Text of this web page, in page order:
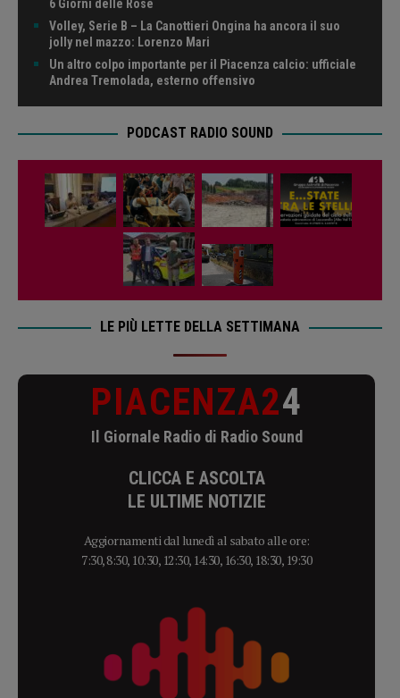
6 Giorni delle Rose
Volley, Serie B – La Canottieri Ongina ha ancora il suo
jolly nel mazzo: Lorenzo Mari
Un altro colpo importante per il Piacenza calcio: ufficiale
Andrea Tremolada, esterno offensivo
PODCAST RADIO SOUND
LE PIÙ LETTE DELLA SETTIMANA
PIACENZA24
Il Giornale Radio di Radio Sound
CLICCA E ASCOLTA
LE ULTIME NOTIZIE
Aggiornamenti dal lunedì al sabato alle ore:
7:30, 8:30, 10:30, 12:30, 14:30, 16:30, 18:30, 19:30